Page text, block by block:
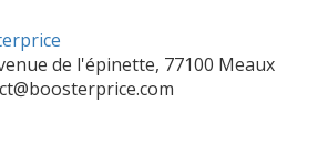
de l'épinette, 77100 Meaux